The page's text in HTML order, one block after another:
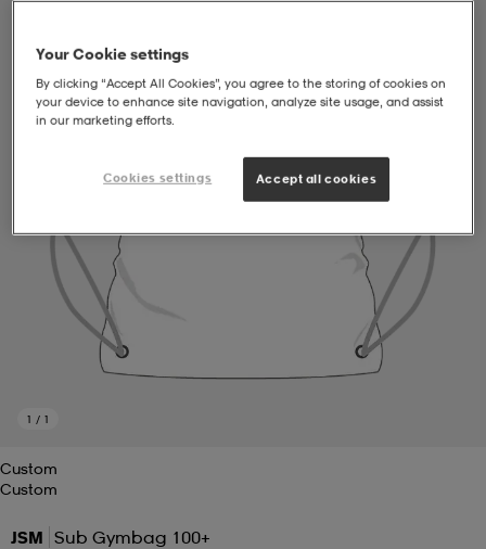
1 / 1
Custom
Custom
JSM Sub Gymbag 100+
Your Cookie settings
By clicking “Accept All Cookies”, you agree to the storing of cookies on
your device to enhance site navigation, analyze site usage, and assist
in our marketing efforts.
Cookies settings Accept all cookies